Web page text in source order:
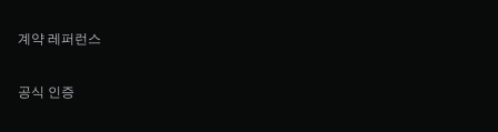
계약 레퍼런스
공식 인증